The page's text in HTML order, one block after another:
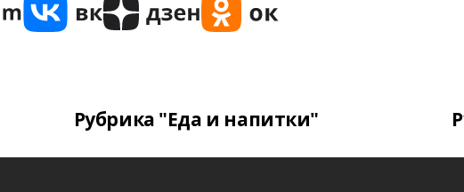
Рубрика "Еда и напитки"